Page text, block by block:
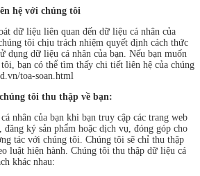
hệ với chúng tôi
dữ liệu liên quan đến dữ liệu cá nhân của
tôi chịu trách nhiệm quyết định cách thức
dụng dữ liệu cá nhân của bạn. Nếu bạn muốn
bạn có thể tìm thấy chi tiết liên hệ của chúng
toa-soan.html
tôi thu thập về bạn:
nhân của bạn khi bạn truy cập các trang web
ký sản phẩm hoặc dịch vụ, đóng góp cho
tác với chúng tôi. Chúng tôi sẽ chỉ thu thập
luật hiện hành. Chúng tôi thu thập dữ liệu cá
khác nhau: